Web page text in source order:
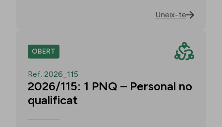
Uneix-te
OBERT
Ref. 2026_115
2026/115: 1 PNQ – Personal no
qualificat